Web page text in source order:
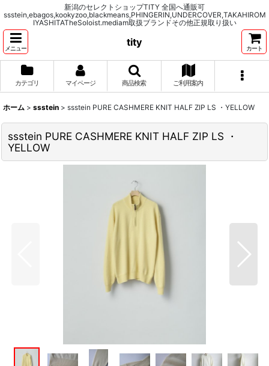
新潟のセレクトショップTITY 全国へ通販可
ssstein,ebagos,kookyzoo,blackmeans,PHINGERIN,UNDERCOVER,TAKAHIROM
IYASHITATheSoloist.mediam取扱ブランドその他正規取り扱い
メニュー
tity
カート
カテゴリ マイページ 商品検索 ご利用案内
ホーム > ssstein > ssstein PURE CASHMERE KNIT HALF ZIP LS ・YELLOW
ssstein PURE CASHMERE KNIT HALF ZIP LS ・
YELLOW